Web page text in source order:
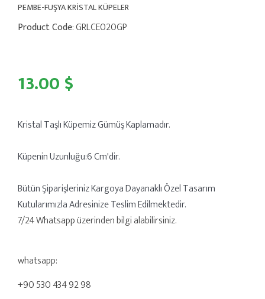
PEMBE-FUŞYA KRİSTAL KÜPELER
Product Code: GRLCE020GP
13.00 $
Kristal Taşlı Küpemiz Gümüş Kaplamadır.
Küpenin Uzunluğu:6 Cm'dir.
Bütün Şiparişleriniz Kargoya Dayanaklı Özel Tasarım
Kutularımızla Adresinize Teslim Edilmektedir.
7/24 Whatsapp üzerinden bilgi alabilirsiniz.
whatsapp:
+90 530 434 92 98